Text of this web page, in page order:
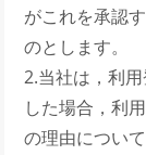
がこれを承認
のとします。
2.当社は，利
した場合，利
の理由につい